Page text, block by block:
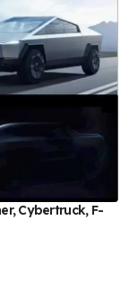
Cybertruck, F-